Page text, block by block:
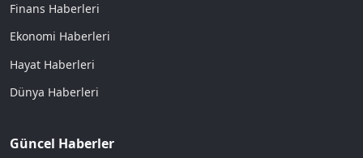
Finans Haberleri
Ekonomi Haberleri
Hayat Haberleri
Dünya Haberleri
Güncel Haberler